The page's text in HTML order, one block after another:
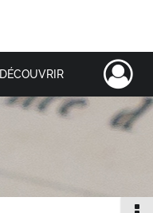
DÉCOUVRIR